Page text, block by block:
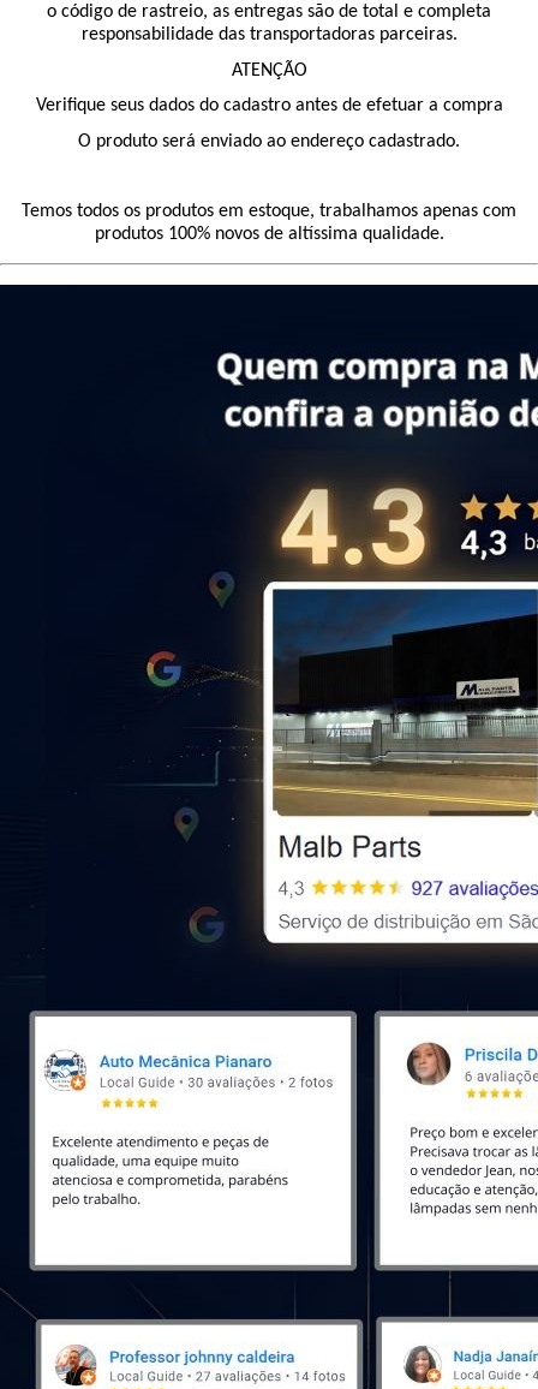
o código de rastreio, as entregas são de total e completa
responsabilidade das transportadoras parceiras.
ATENÇÃO
Verifique seus dados do cadastro antes de efetuar a compra
O produto será enviado ao endereço cadastrado.
Temos todos os produtos em estoque, trabalhamos apenas com
produtos 100% novos de altíssima qualidade.